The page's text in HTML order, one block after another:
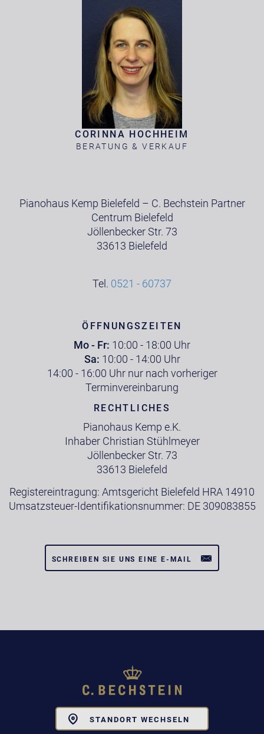
CORINNA HOCHHEIM
BERATUNG & VERKAUF
Pianohaus Kemp Bielefeld – C. Bechstein Partner
Centrum Bielefeld
Jöllenbecker Str. 73
33613 Bielefeld
Tel. 0521 - 60737
ÖFFNUNGSZEITEN
Mo - Fr: 10:00 - 18:00 Uhr
Sa: 10:00 - 14:00 Uhr
14:00 - 16:00 Uhr nur nach vorheriger
Terminvereinbarung
RECHTLICHES
Pianohaus Kemp e.K.
Inhaber Christian Stühlmeyer
Jöllenbecker Str. 73
33613 Bielefeld
Registereintragung: Amtsgericht Bielefeld HRA 14910
Umsatzsteuer-Identifikationsnummer: DE 309083855
SCHREIBEN SIE UNS EINE E-MAIL
STANDORT WECHSELN